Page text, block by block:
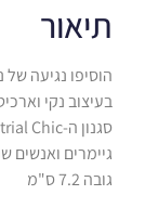
תיאור
הוסיפו נגיעה
בעיצוב נקי
גיימרים
גובה 7.2 ס"מ